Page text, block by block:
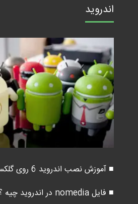
اندروید
■ آموزش نصب اندروید 6 روی گلکسی اس 5
■ فایل nomedia در اندروید چیه ؟